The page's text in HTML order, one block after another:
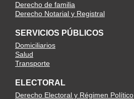
Derecho de familia
Derecho Notarial y Registral
SERVICIOS PÚBLICOS
Domiciliarios
Salud
Transporte
ELECTORAL
Derecho Electoral y Régimen Político